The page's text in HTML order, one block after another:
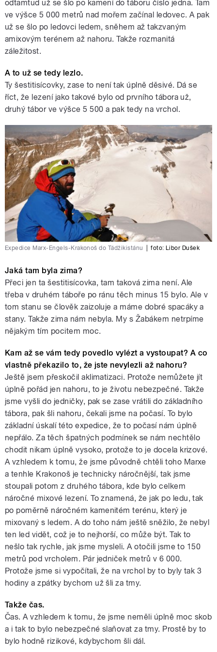
odtamtud už se šlo po kamení do táboru číslo jedna. Tam
ve výšce 5 000 metrů nad mořem začínal ledovec. A pak
už se šlo po ledovci ledem, sněhem až takzvaným
amixovým terénem až nahoru. Takže rozmanitá
záležitost.
A to už se tedy lezlo.
Ty šestitisícovky, zase to není tak úplně děsivé. Dá se
říct, že lezení jako takové bylo od prvního tábora už,
druhý tábor ve výšce 5 500 a pak tedy na vrchol.
Expedice Marx-Engels-Krakonoš do Tádžikistánu foto: Libor Dušek
Jaká tam byla zima?
Přeci jen ta šestitisícovka, tam taková zima není. Ale
třeba v druhém táboře po ránu těch minus 15 bylo. Ale v
tom stanu se člověk zaizoluje a máme dobré spacáky a
stany. Takže zima nám nebyla. My s Žabákem netrpíme
nějakým tím pocitem moc.
Kam až se vám tedy povedlo vylézt a vystoupat? A co
vlastně překazilo to, že jste nevylezli až nahoru?
Ještě jsem přeskočil aklimatizaci. Protože nemůžete jít
úplně pořád jen nahoru, to je životu nebezpečné. Takže
jsme vyšli do jedničky, pak se zase vrátili do základního
tábora, pak šli nahoru, čekali jsme na počasí. To bylo
základní úskalí této expedice, že to počasí nám úplně
nepřálo. Za těch špatných podmínek se nám nechtělo
chodit nikam úplně vysoko, protože to je docela krizové.
A vzhledem k tomu, že jsme původně chtěli toho Marxe
a tenhle Krakonoš je technicky náročnější, tak jsme
stoupali potom z druhého tábora, kde bylo celkem
náročné mixové lezení. To znamená, že jak po ledu, tak
po poměrně náročném kamenitém terénu, který je
mixovaný s ledem. A do toho nám ještě sněžilo, že nebyl
ten led vidět, což je to nejhorší, co může být. Tak to
nešlo tak rychle, jak jsme mysleli. A otočili jsme to 150
metrů pod vrcholem. Pár jedniček metrů v 6 000.
Protože jsme si vypočítali, že na vrchol by to byly tak 3
hodiny a zpátky bychom už šli za tmy.
Takže čas.
Čas. A vzhledem k tomu, že jsme neměli úplně moc skob
a i tak to bylo nebezpečné slaňovat za tmy. Prostě by to
bylo hodně rizikové, kdybychom šli dál.